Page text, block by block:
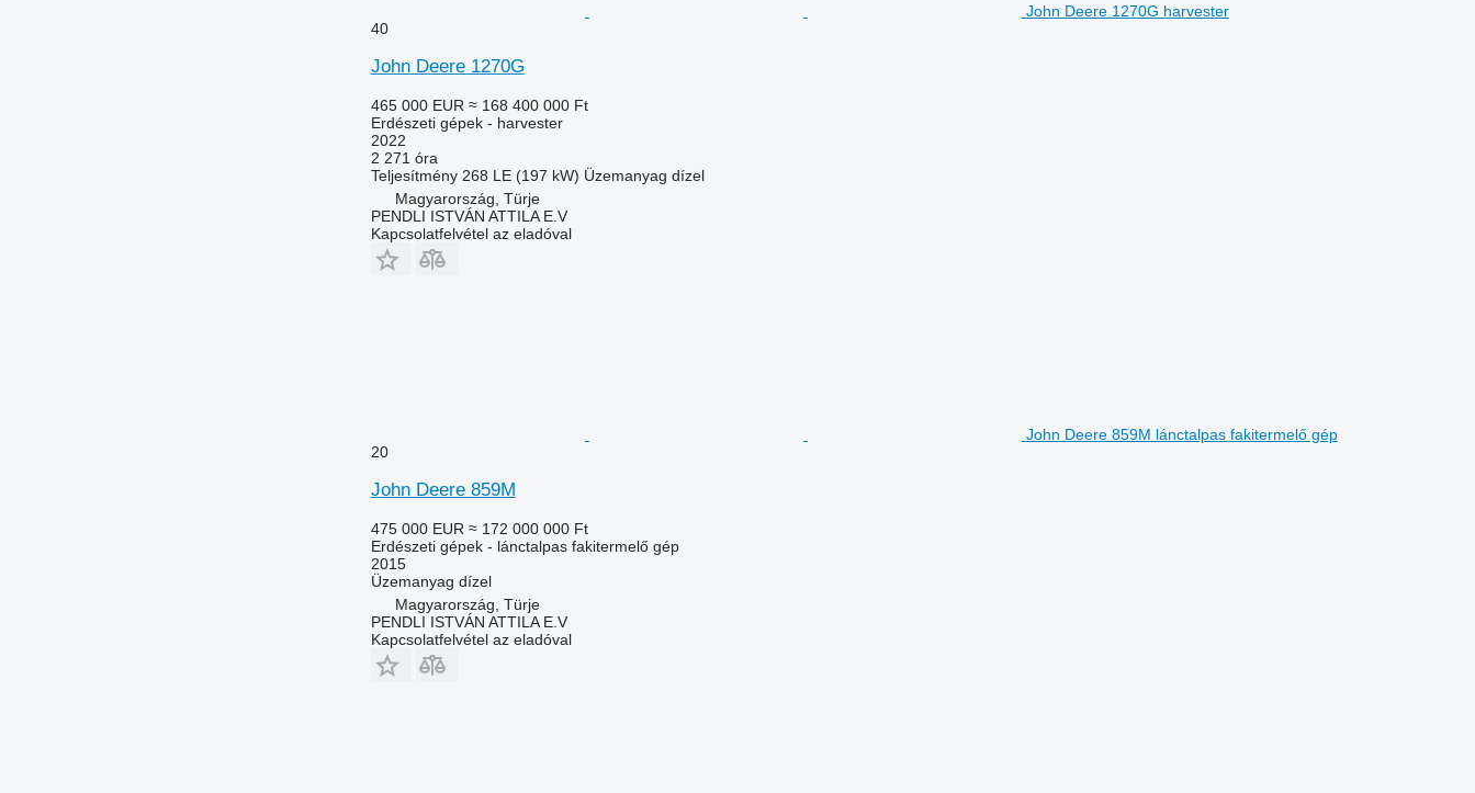
John Deere 1270G harvester
40
John Deere 1270G
465 000 EUR ≈ 168 400 000 Ft
Erdészeti gépek - harvester
2022
2 271 óra
Teljesítmény 268 LE (197 kW) Üzemanyag dízel
Magyarország, Türje
PENDLI ISTVÁN ATTILA E.V
Kapcsolatfelvétel az eladóval
John Deere 859M lánctalpas fakitermelő gép
20
John Deere 859M
475 000 EUR ≈ 172 000 000 Ft
Erdészeti gépek - lánctalpas fakitermelő gép
2015
Üzemanyag dízel
Magyarország, Türje
PENDLI ISTVÁN ATTILA E.V
Kapcsolatfelvétel az eladóval